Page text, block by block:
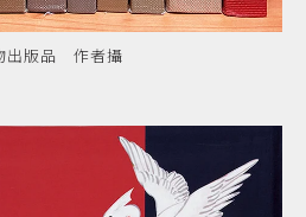
出版品 作者攝